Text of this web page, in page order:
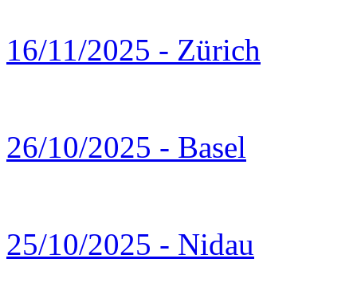
16/11/2025 - Zürich
26/10/2025 - Basel
25/10/2025 - Nidau